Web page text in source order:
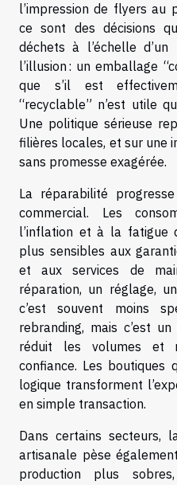
l’impression de flyers au
ce sont des décisions
déchets à l’échelle
l’illusion : un emballage
que s’il est
“recyclable” n’est utile
Une politique sérieuse
filières locales, et sur une
sans promesse exagérée.
La réparabilité
commercial. Les
l’inflation et à la fatigue
plus sensibles aux
et aux services de
réparation, un réglage,
c’est souvent moins
rebranding, mais c’est
réduit les volumes et
confiance. Les boutiques
logique transforment
en simple transaction.
Dans certains secteurs,
artisanale pèse
production plus